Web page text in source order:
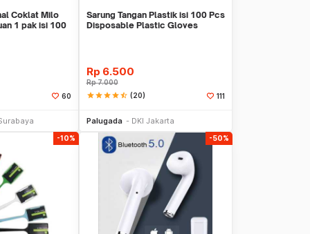
Coklat Milo
1 pak isi 100
60
Sarung Tangan Plastik isi 100 Pcs
Disposable Plastic Gloves
Rp 6.500
Rp7.000
starstarstarstarstar_half (20) 111
Palugada DKI Jakarta
-10% -50%